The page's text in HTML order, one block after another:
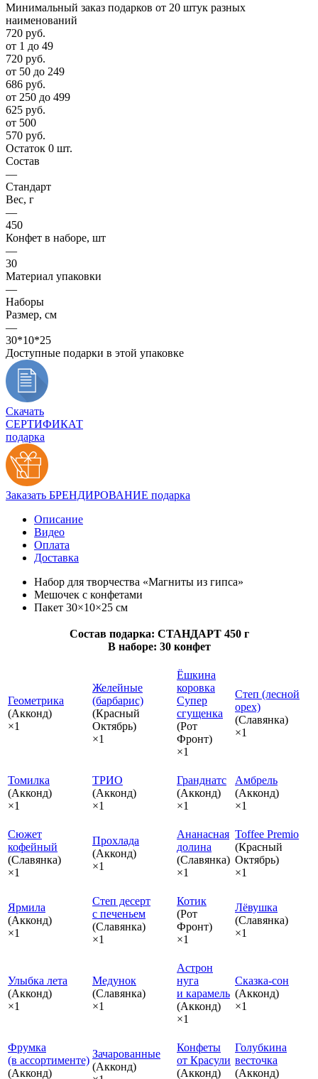
Минимальный заказ подарков от 20 штук разных
наименований
720 руб.
от 1 до 49
720 руб.
от 50 до 249
686 руб.
от 250 до 499
625 руб.
от 500
570 руб.
Остаток 0 шт.
Состав
—
Стандарт
Вес, г
—
450
Конфет в наборе, шт
—
30
Материал упаковки
—
Наборы
Размер, см
—
30*10*25
Доступные подарки в этой упаковке
Скачать
СЕРТИФИКАТ
подарка
Заказать БРЕНДИРОВАНИЕ подарка
Описание
Видео
Оплата
Доставка
Набор для творчества «Магниты из гипса»
Мешочек с конфетами
Пакет 30×10×25 см
Состав подарка: СТАНДАРТ 450 г
В наборе: 30 конфет
Геометрика
(Акконд)
×1
Желейные
(барбарис)
(Красный
Октябрь)
×1
Ёшкина
коровка
Супер
сгущенка
(Рот
Фронт)
×1
Степ (лесной
орех)
(Славянка)
×1
Томилка
(Акконд)
×1
ТРИО
(Акконд)
×1
Гранднатс
(Акконд)
×1
Амбрель
(Акконд)
×1
Сюжет
кофейный
(Славянка)
×1
Прохлада
(Акконд)
×1
Ананасная
долина
(Славянка)
×1
Toffee Premio
(Красный
Октябрь)
×1
Ярмила
(Акконд)
×1
Степ десерт
с печеньем
(Славянка)
×1
Котик
(Рот
Фронт)
×1
Лёвушка
(Славянка)
×1
Улыбка лета
(Акконд)
×1
Медунок
(Славянка)
×1
Астрон
нуга
и карамель
(Акконд)
×1
Сказка‑сон
(Акконд)
×1
Фрумка
(в ассортименте)
(Акконд)
Зачарованные
(Акконд)
Конфеты
от Красули
(Акконд)
Голубкина
весточка
(Акконд)